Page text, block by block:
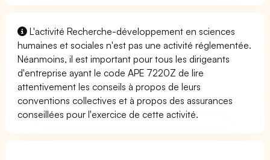
L'activité Recherche-développement en sciences
humaines et sociales n'est pas une activité réglementée.
Néanmoins, il est important pour tous les dirigeants
d'entreprise ayant le code APE 7220Z de lire
attentivement les conseils à propos de leurs
conventions collectives et à propos des assurances
conseillées pour l'exercice de cette activité.